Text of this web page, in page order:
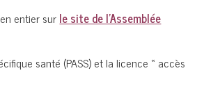
entier surle site de l’Assemblée
santé (PASS) et la licence « accès